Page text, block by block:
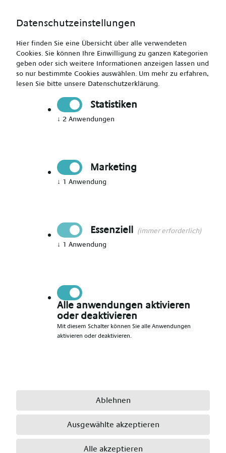
Jetzt Mitglied werden
Jetzt Teil des Talent Networks
Immer auf dem Laufenden über neue Events,
aktuelle News und passende Jobs bleiben.
Nachname angeben
E-Mail angeben*
*
Datenschutzeinstellungen
Hier finden Sie eine Übersicht über alle verwendeten
Cookies. Sie können Ihre Einwilligung zu ganzen Kategorien
geben oder sich weitere Informationen anzeigen lassen und
so nur bestimmte Cookies auswählen. Um mehr zu erfahren,
lesen Sie bitte unsere Datenschutzerklärung.
Statistiken
↓ 2 Anwendungen
Marketing
↓ 1 Anwendung
Essenziell (immer erforderlich)
↓ 1 Anwendung
Alle anwendungen aktivieren
oder deaktivieren
Mit diesem Schalter können Sie alle Anwendungen
aktivieren oder deaktivieren.
Ablehnen
Ausgewählte akzeptieren
Alle akzeptieren